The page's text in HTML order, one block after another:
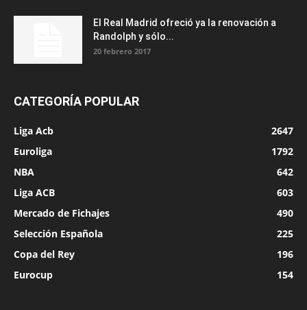
El Real Madrid ofreció ya la renovación a
Randolph y sólo...
20 febrero 2017
CATEGORÍA POPULAR
Liga Acb
2647
Euroliga
1792
NBA
642
Liga ACB
603
Mercado de Fichajes
490
Selección Española
225
Copa del Rey
196
Eurocup
154